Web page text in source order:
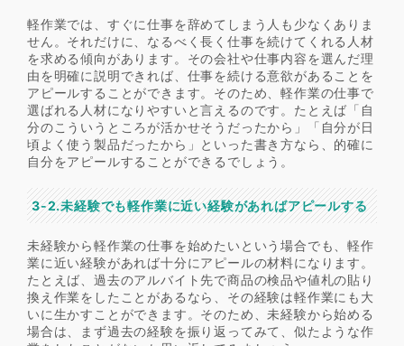
軽作業では、すぐに仕事を辞めてしまう人も少なくありま
せん。それだけに、なるべく長く仕事を続けてくれる人材
を求める傾向があります。その会社や仕事内容を選んだ理
由を明確に説明できれば、仕事を続ける意欲があることを
アピールすることができます。そのため、軽作業の仕事で
選ばれる人材になりやすいと言えるのです。たとえば「自
分のこういうところが活かせそうだったから」「自分が日
頃よく使う製品だったから」といった書き方なら、的確に
自分をアピールすることができるでしょう。
3-2.未経験でも軽作業に近い経験があればアピールする
未経験から軽作業の仕事を始めたいという場合でも、軽作
業に近い経験があれば十分にアピールの材料になります。
たとえば、過去のアルバイト先で商品の検品や値札の貼り
換え作業をしたことがあるなら、その経験は軽作業にも大
いに生かすことができます。そのため、未経験から始める
場合は、まず過去の経験を振り返ってみて、似たような作